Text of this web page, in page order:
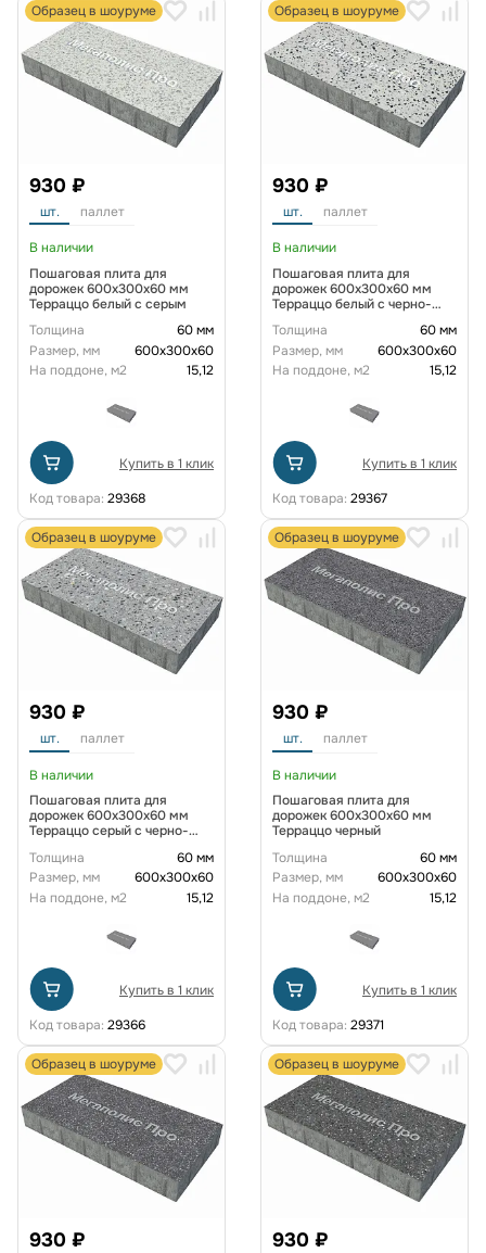
Образец в шоуруме
930 ₽
шт. паллет
В наличии
Пошаговая плита для
дорожек 600x300x60 мм
Терраццо белый с серым
Толщина
60 мм
Размер, мм
600х300х60
На поддоне, м2
15,12
Купить в 1 клик
Код товара: 29368
Образец в шоуруме
930 ₽
шт. паллет
В наличии
Пошаговая плита для
дорожек 600x300x60 мм
Терраццо белый с черно-
Толщина
60 мм
Размер, мм
600х300х60
На поддоне, м2
15,12
Купить в 1 клик
Код товара: 29367
Образец в шоуруме
930 ₽
шт. паллет
В наличии
Пошаговая плита для
дорожек 600x300x60 мм
Терраццо серый с черно-
Толщина
60 мм
Размер, мм
600х300х60
На поддоне, м2
15,12
Купить в 1 клик
Код товара: 29366
Образец в шоуруме
930 ₽
шт. паллет
В наличии
Пошаговая плита для
дорожек 600x300x60 мм
Терраццо черный
Толщина
60 мм
Размер, мм
600х300х60
На поддоне, м2
15,12
Купить в 1 клик
Код товара: 29371
Образец в шоуруме
930 ₽
Образец в шоуруме
930 ₽